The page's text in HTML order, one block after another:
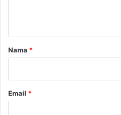
rNama *
Email *